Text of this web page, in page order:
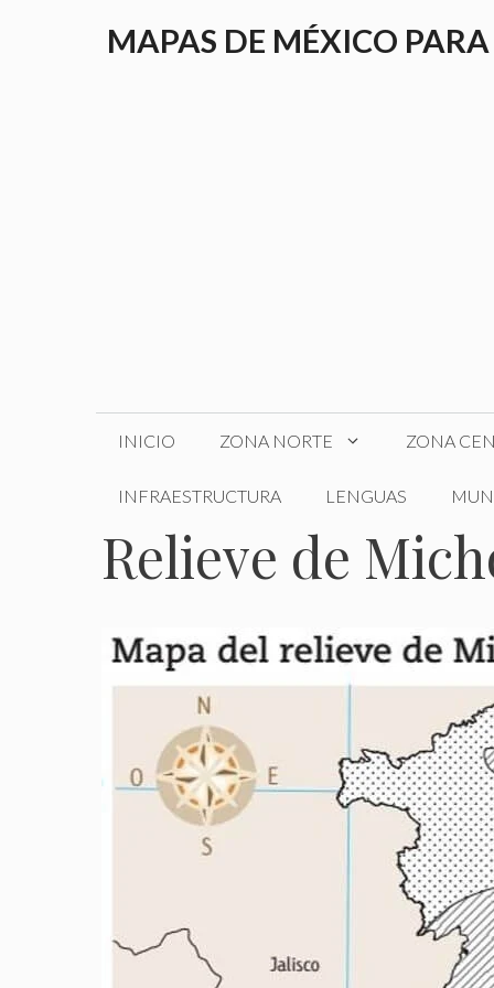
MAPAS DE MÉXICO
INICIO ZONA NORTE ZONA
INFRAESTRUCTURA LENGUAS
Relieve de